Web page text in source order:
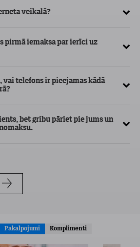
veikalā?
pirmā iemaksa par ierīci uz
vai telefons ir pieejamas kādā
bet gribu pāriet pie jums un
Pakalpojumi Komplimenti